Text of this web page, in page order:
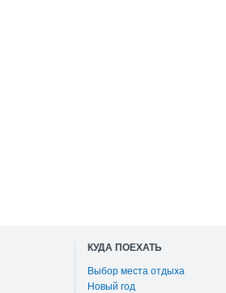
КУДА ПОЕХАТЬ
Выбор места отдыха
Новый год